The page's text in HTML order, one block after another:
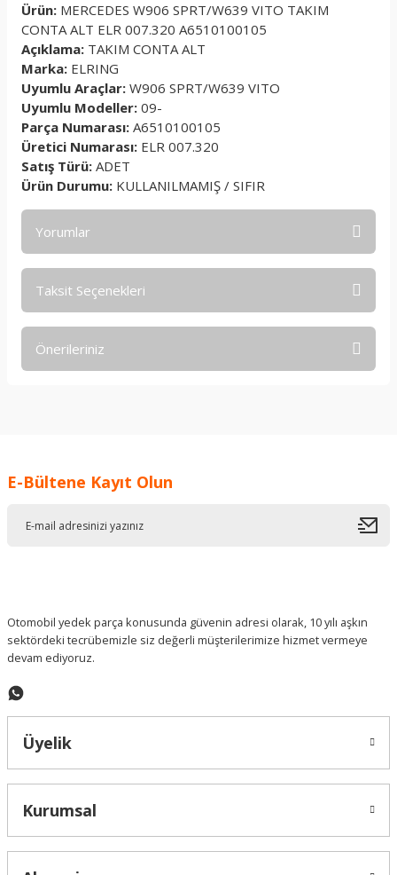
Ürün: MERCEDES W906 SPRT/W639 VITO TAKIM
CONTA ALT ELR 007.320 A6510100105
Açıklama: TAKIM CONTA ALT
Marka: ELRING
Uyumlu Araçlar: W906 SPRT/W639 VITO
Uyumlu Modeller: 09-
Parça Numarası: A6510100105
Üretici Numarası: ELR 007.320
Satış Türü: ADET
Ürün Durumu: KULLANILMAMIŞ / SIFIR
Yorumlar
Taksit Seçenekleri
Önerileriniz
Ürün resmi kalitesiz, bozuk veya görüntülenemiyor.
E-Bültene Kayıt Olun
Otomobil yedek parça konusunda güvenin adresi olarak, 10 yılı aşkın
sektördeki tecrübemizle siz değerli müşterilerimize hizmet vermeye
devam ediyoruz.
Üyelik
Kurumsal